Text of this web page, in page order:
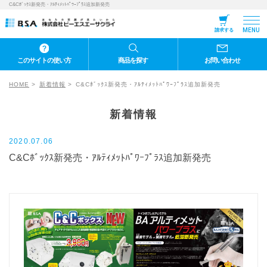
C&Cﾎﾞｯｸｽ新発売・ｱﾙﾃｨﾒｯﾄﾊﾟﾜｰﾌﾟﾗｽ追加新発売
請求する MENU
このサイトの使い方 商品を探す お問い合わせ
HOME 新着情報 C&Cﾎﾞｯｸｽ新発売・ｱﾙﾃｨﾒｯﾄﾊﾟﾜｰﾌﾟﾗｽ追加新発売
新着情報
2020.07.06
C&Cﾎﾞｯｸｽ新発売・ｱﾙﾃｨﾒｯﾄﾊﾟﾜｰﾌﾟﾗｽ追加新発売